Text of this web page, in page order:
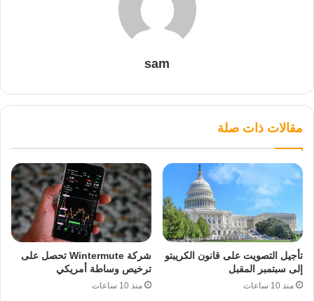
sam
مقالات ذات صلة
تأجيل التصويت على قانون الكريبتو
إلى سبتمبر المقبل
منذ 10 ساعات
شركة Wintermute تحصل على
ترخيص وساطة أمريكي
منذ 10 ساعات